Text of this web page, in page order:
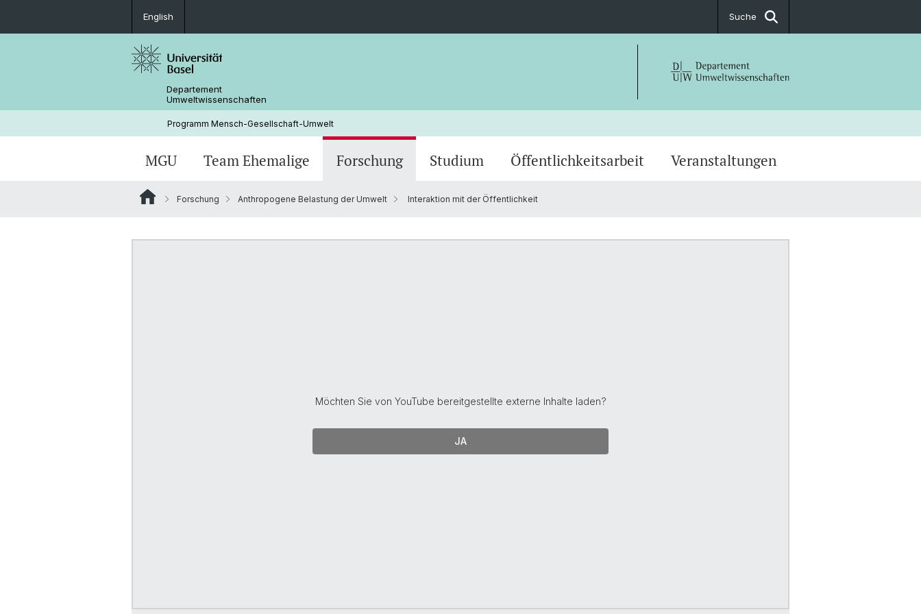
English Suche
Departement
Umweltwissenschaften
Programm Mensch-Gesellschaft-Umwelt
MGU Team Ehemalige Forschung
Endokrin aktive Substanzen Inter- und Transdisziplinarität (FG Id/Td) Abgeschlossene Projekte
Studium Öffentlichkeitsarbeit Veranstaltungen
Forschung Anthropogene Belastung der Umwelt Interaktion mit der Öffentlichkeit
Möchten Sie von YouTube bereitgestellte externe Inhalte laden?
JA